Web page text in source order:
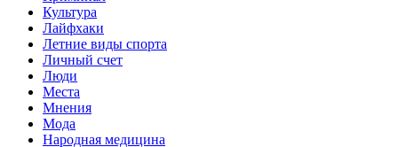
Культура
Лайфхаки
Летние виды спорта
Личный счет
Люди
Места
Мнения
Мода
Народная медицина